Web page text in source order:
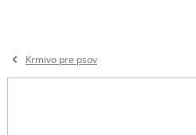
Krmivo pre psov